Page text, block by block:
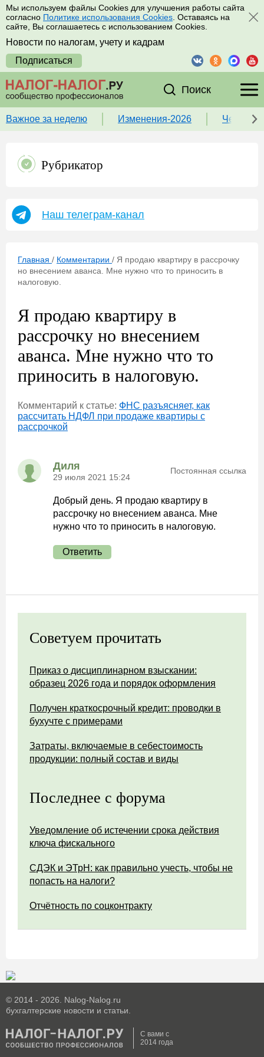
Мы используем файлы Cookies для улучшения работы сайта
согласно Политике использования Cookies . Оставаясь на
сайте, Вы соглашаетесь с использованием Cookies.
Новости по налогам, учету и кадрам
Подписаться
Поиск
Важное за неделю Изменения-2026 Чек-
Рубрикатор
Наш телеграм-канал
Главная / Комментарии / Я продаю квартиру в рассрочку
но внесением аванса. Мне нужно что то приносить в
налоговую.
Я продаю квартиру в
рассрочку но внесением
аванса. Мне нужно что то
приносить в налоговую.
Комментарий к статье: ФНС разъясняет, как
рассчитать НДФЛ при продаже квартиры с
рассрочкой
Диля
29 июля 2021 15:24
Постоянная ссылка
Добрый день. Я продаю квартиру в
рассрочку но внесением аванса. Мне
нужно что то приносить в налоговую.
Ответить
Советуем прочитать
Приказ о дисциплинарном взыскании:
образец 2026 года и порядок оформления
Получен краткосрочный кредит: проводки в
бухучте с примерами
Затраты, включаемые в себестоимость
продукции: полный состав и виды
Последнее с форума
Уведомление об истечении срока действия
ключа фискального
СДЭК и ЭТрН: как правильно учесть, чтобы не
попасть на налоги?
Отчётность по соцконтракту
© 2014 - 2026. Nalog-Nalog.ru
бухгалтерские новости и статьи.
С вами с
2014 года